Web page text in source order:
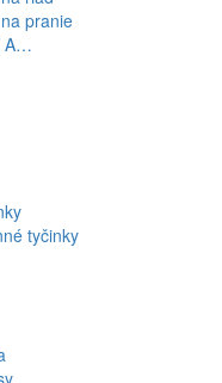
pranie
A…
tyčinky